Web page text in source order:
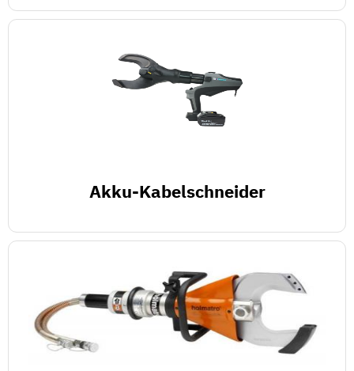
Akku-Kabelschneider